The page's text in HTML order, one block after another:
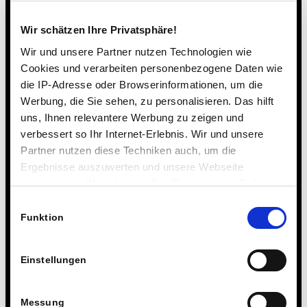
Wir schätzen Ihre Privatsphäre!
Wir und unsere Partner nutzen Technologien wie
Cookies und verarbeiten personenbezogene Daten wie
die IP-Adresse oder Browserinformationen, um die
Werbung, die Sie sehen, zu personalisieren. Das hilft
uns, Ihnen relevantere Werbung zu zeigen und
verbessert so Ihr Internet-Erlebnis. Wir und unsere
Partner nutzen diese Techniken auch, um die
Ergebnisse auszuwerten und unsere Webseite
anzupassen. Wir schätzen Ihre Privatsphäre. Daher
Technologien.
Funktion
Einstellungen
Messung
Bilinguale Grundschule
Digitalisierung & KI
Ehemalige & Alumni
Feste & Feiern
Internationales Gymnasium
Klassen-, Kurs- und Häuserfahrten
Kooperationen & Partnerschaften
Kunst, Musik & Theater
Ökologie und Nachhaltigkeit
Reitschule Steinmühle